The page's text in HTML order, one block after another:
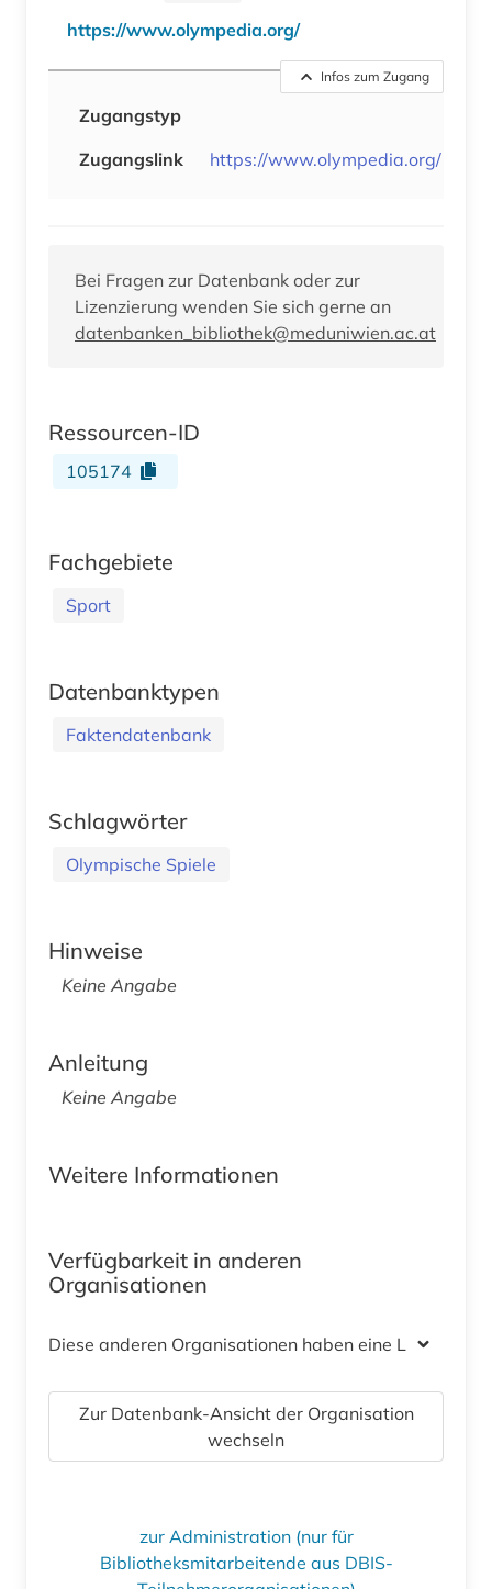
https://www.olympedia.org/
Infos zum Zugang
Zugangstyp
Zugangslink
https://www.olympedia.org/
Bei Fragen zur Datenbank oder zur
Lizenzierung wenden Sie sich gerne an
datenbanken_bibliothek@meduniwien.ac.at
Ressourcen-ID
105174
Fachgebiete
Sport
Datenbanktypen
Faktendatenbank
Schlagwörter
Olympische Spiele
Hinweise
Keine Angabe
Anleitung
Keine Angabe
Weitere Informationen
Verfügbarkeit in anderen
Organisationen
Diese anderen Organisationen haben eine Lizenz
Zur Datenbank-Ansicht der Organisation
wechseln
zur Administration (nur für
Bibliotheksmitarbeitende aus DBIS-